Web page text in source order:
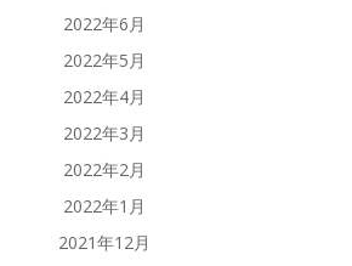
2022年6月
2022年5月
2022年4月
2022年3月
2022年2月
2022年1月
2021年12月